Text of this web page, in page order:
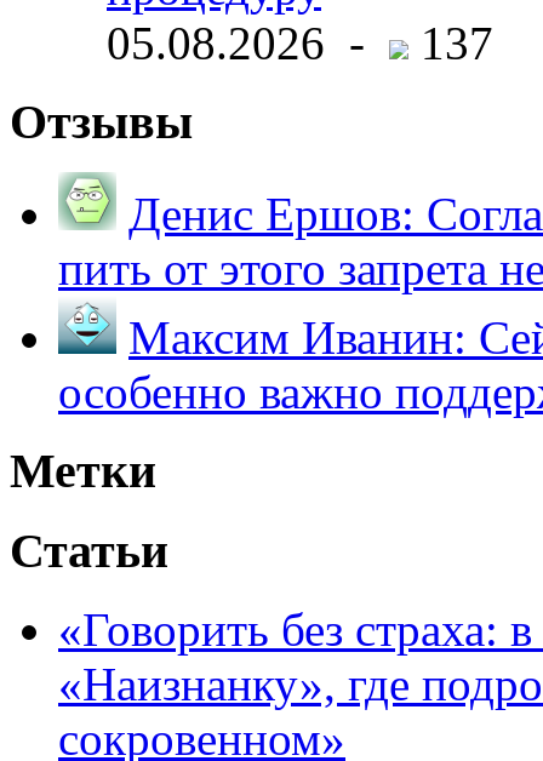
05.08.2026 -
137
Отзывы
Денис Ершов:
пить от этого запрета
Максим Иванин:
особенно важно
Метки
Статьи
«Говорить без страха:
«Наизнанку», где
сокровенном»